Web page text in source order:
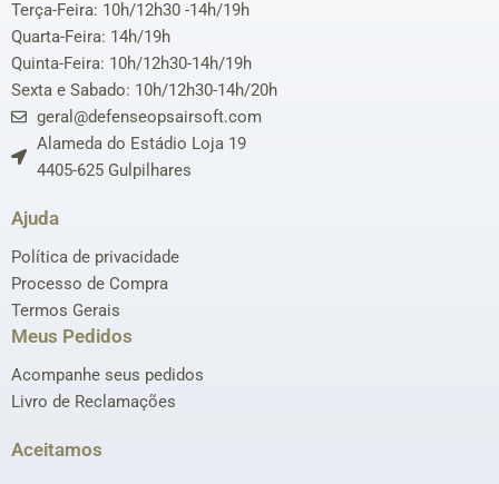
Terça-Feira: 10h/12h30 -14h/19h
Quarta-Feira: 14h/19h
Quinta-Feira: 10h/12h30-14h/19h
Sexta e Sabado: 10h/12h30-14h/20h
geral@defenseopsairsoft.com
Alameda do Estádio Loja 19
4405-625 Gulpilhares
Ajuda
Política de privacidade
Processo de Compra
Termos Gerais
Meus Pedidos
Acompanhe seus pedidos
Livro de Reclamações
Aceitamos